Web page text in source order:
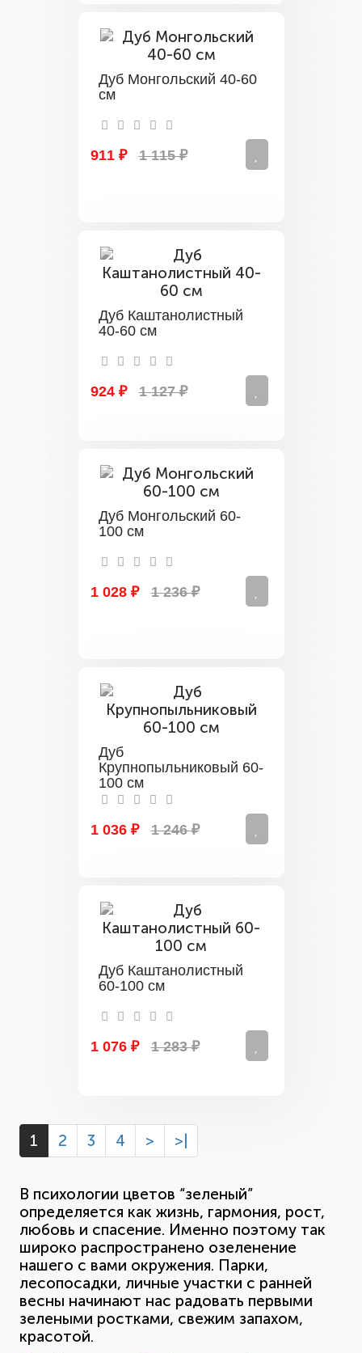
Дуб Монгольский 40-60
см
911 ₽ 1 115 ₽
Дуб Каштанолистный
40-60 см
924 ₽ 1 127 ₽
Дуб Монгольский 60-
100 см
1 028 ₽ 1 236 ₽
Дуб
Крупнопыльниковый 60-
100 см
1 036 ₽ 1 246 ₽
Дуб Каштанолистный
60-100 см
1 076 ₽ 1 283 ₽
1 2 3 4 > >|
В психологии цветов “зеленый”
определяется как жизнь, гармония, рост,
любовь и спасение. Именно поэтому так
широко распространено озеленение
нашего с вами окружения. Парки,
лесопосадки, личные участки с ранней
весны начинают нас радовать первыми
зелеными ростками, свежим запахом,
красотой.